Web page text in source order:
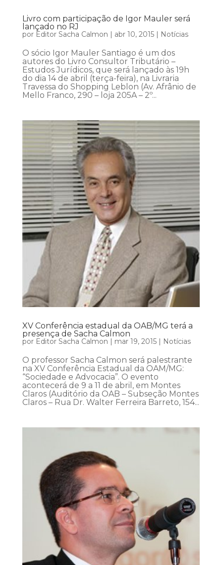
Livro com participação de Igor Mauler será
lançado no RJ
por Editor Sacha Calmon | abr 10, 2015| Notícias
O sócio Igor Mauler Santiago é um dos
autores do Livro Consultor Tributário –
Estudos Jurídicos, que será lançado às 19h
do dia 14 de abril (terça-feira), na Livraria
Travessa do Shopping Leblon (Av. Afrânio de
Mello Franco, 290 – loja 205A – 2º...
XV Conferência estadual da OAB/MG terá a
presença de Sacha Calmon
por Editor Sacha Calmon | mar 19, 2015| Notícias
O professor Sacha Calmon será palestrante
na XV Conferência Estadual da OAM/MG:
“Sociedade e Advocacia”. O evento
acontecerá de 9 a 11 de abril, em Montes
Claros (Auditório da OAB – Subseção Montes
Claros – Rua Dr. Walter Ferreira Barreto, 154...